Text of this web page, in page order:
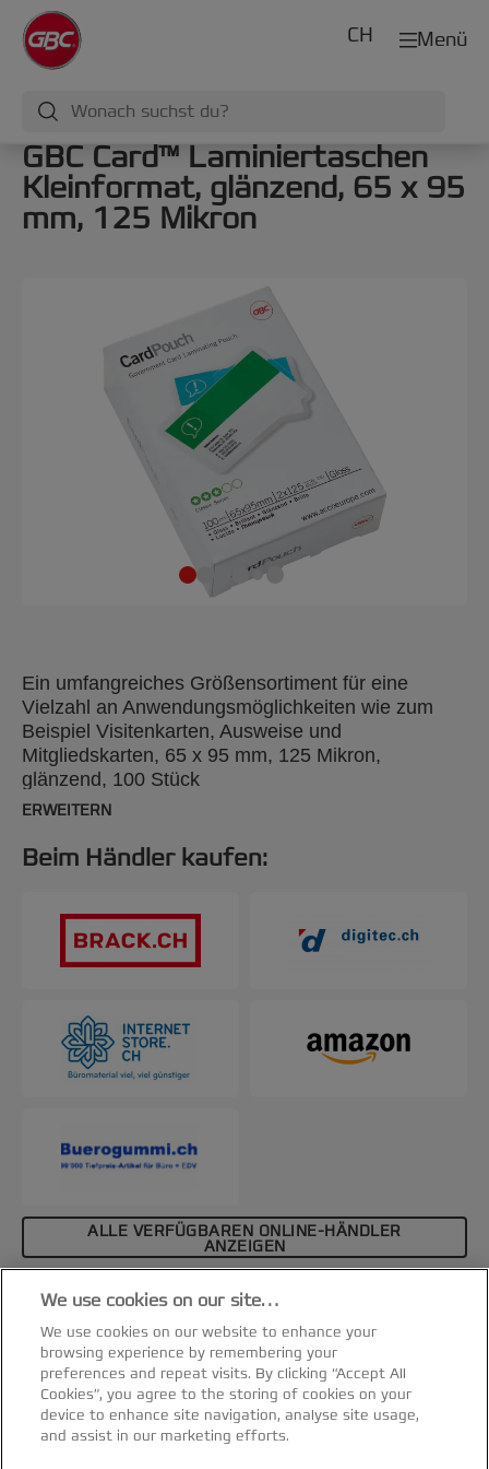
Menü
CH
GBC Card™ Laminiertaschen
Kleinformat, glänzend, 65 x 95
mm, 125 Mikron
Ein umfangreiches Größensortiment für eine
Vielzahl an Anwendungsmöglichkeiten wie zum
Beispiel Visitenkarten, Ausweise und
Mitgliedskarten, 65 x 95 mm, 125 Mikron,
glänzend, 100 Stück
ERWEITERN
Beim Händler kaufen:
ALLE VERFÜGBAREN ONLINE-HÄNDLER
ANZEIGEN
Spezifikationen & Merkmale
We use cookies on our site…
We use cookies on our website to enhance your
browsing experience by remembering your
preferences and repeat visits. By clicking “Accept All
Cookies”, you agree to the storing of cookies on your
device to enhance site navigation, analyse site usage,
and assist in our marketing efforts.